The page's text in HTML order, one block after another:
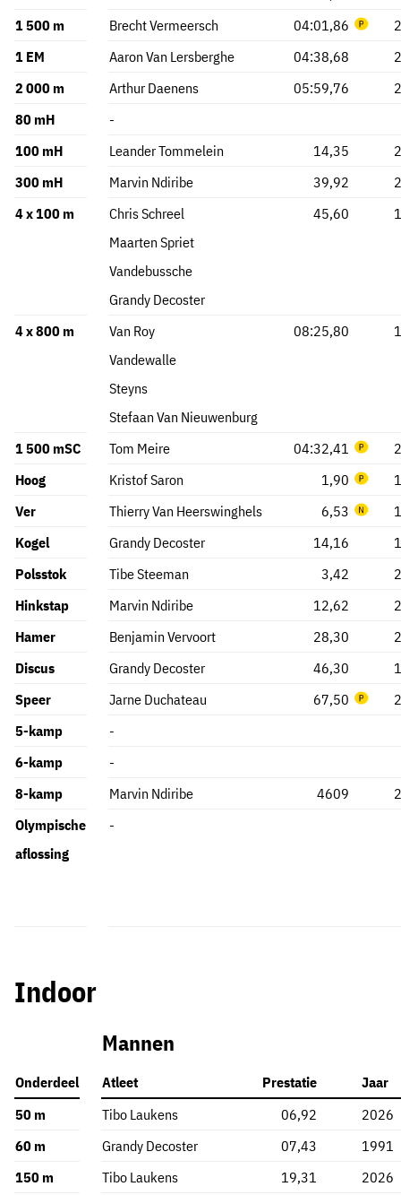
1 500 m
Brecht Vermeersch 04:01,86
1 EM
Aaron Van Lersberghe 04:38,68
2 000 m
Arthur Daenens 05:59,76
80 mH
-
100 mH
Leander Tommelein 14,35
300 mH
Marvin Ndiribe 39,92
4 x 100 m
Chris Schreel
Maarten Spriet
Vandebussche
Grandy Decoster
45,60
4 x 800 m
Van Roy
Vandewalle
Steyns
Stefaan Van Nieuwenburg
08:25,80
1 500 mSC Tom Meire 04:32,41
Hoog
Kristof Saron 1,90
Ver
Thierry Van Heerswinghels 6,53
Kogel
Grandy Decoster 14,16
Polsstok
Tibe Steeman 3,42
Hinkstap
Marvin Ndiribe 12,62
Hamer
Benjamin Vervoort 28,30
Discus
Grandy Decoster 46,30
Speer
Jarne Duchateau 67,50
5-kamp
-
6-kamp
-
8-kamp
Marvin Ndiribe 4609
Olympische
aflossing
-
Indoor
Mannen
Onderdeel Atleet Prestatie
Jaar
50 m
Tibo Laukens 06,92
2026
60 m
Grandy Decoster 07,43
1991
150 m
Tibo Laukens 19,31
2026